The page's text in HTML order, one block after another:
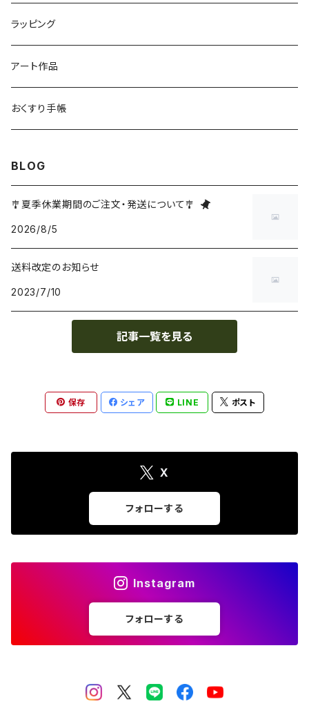
ラッピング
アート作品
おくすり手帳
BLOG
🎐夏季休業期間のご注文・発送について🎐
2026/8/5
送料改定のお知らせ
2023/7/10
記事一覧を見る
保存 シェア LINE ポスト
X
フォローする
Instagram
フォローする